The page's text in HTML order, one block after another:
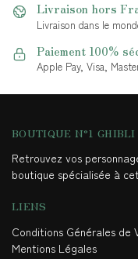
Livraison hors
Livraison dans le
Paiement 100%
Apple Pay, Visa,
BOUTIQUE N°1 GHIBLI
Retrouvez vos
boutique spécialisée à
LIENS
Conditions Générales de
Mentions Légales